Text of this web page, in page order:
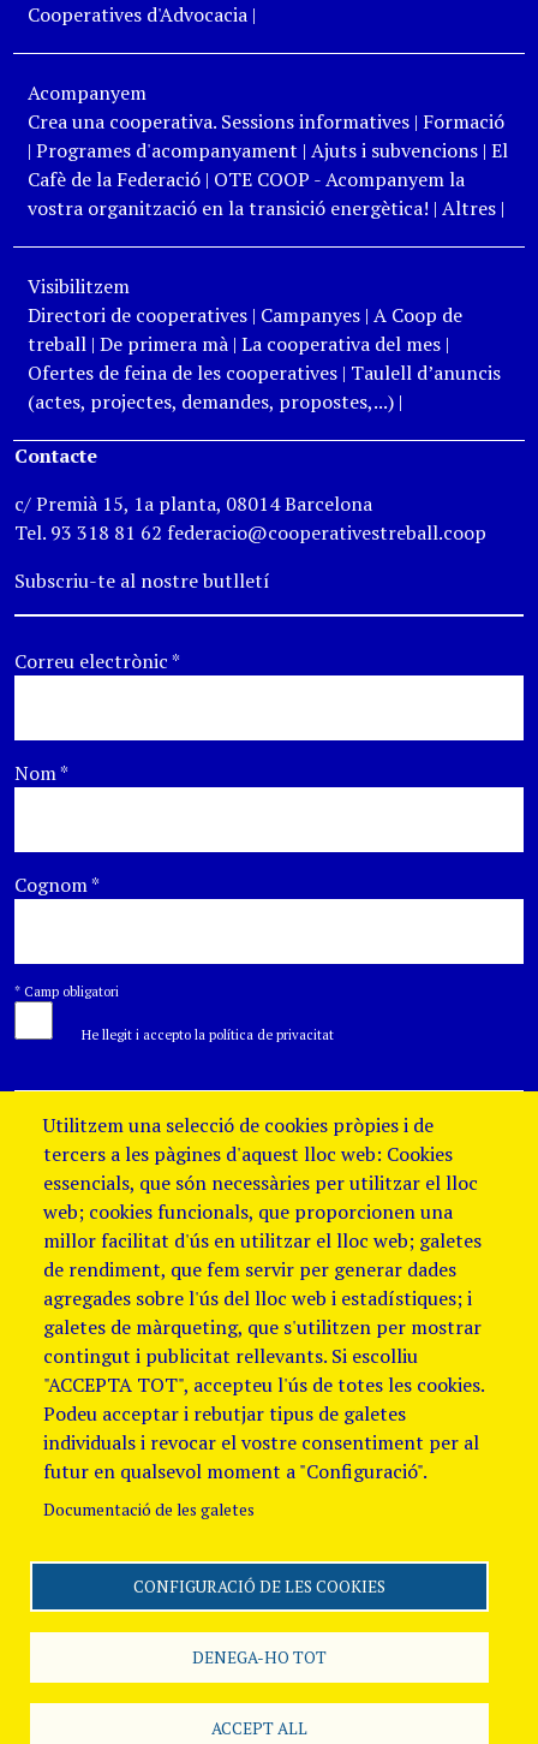
Cooperatives d'Advocacia|
Acompanyem
Crea una cooperativa. Sessions informatives| Formació
| Programes d'acompanyament | Ajuts i subvencions| El
Cafè de la Federació| OTE COOP - Acompanyem la
vostra organització en la transició energètica! | Altres|
Visibilitzem
Directori de cooperatives| Campanyes| A Coop de
treball| De primera mà| La cooperativa del mes|
Ofertes de feina de les cooperatives| Taulell d’anuncis
(actes, projectes, demandes, propostes,...)|
Contacte
c/ Premià 15, 1a planta, 08014 Barcelona
Tel. 93 318 81 62 federacio@cooperativestreball.coop
Subscriu-te al nostre butlletí
Correu electrònic*
Nom*
Cognom*
* Camp obligatori
He llegit i accepto la política de privacitat
Utilitzem una selecció de cookies pròpies i de
tercers a les pàgines d'aquest lloc web: Cookies
essencials, que són necessàries per utilitzar el lloc
web; cookies funcionals, que proporcionen una
millor facilitat d'ús en utilitzar el lloc web; galetes
de rendiment, que fem servir per generar dades
agregades sobre l'ús del lloc web i estadístiques; i
galetes de màrqueting, que s'utilitzen per mostrar
contingut i publicitat rellevants. Si escolliu
"ACCEPTA TOT", accepteu l'ús de totes les cookies.
Podeu acceptar i rebutjar tipus de galetes
individuals i revocar el vostre consentiment per al
futur en qualsevol moment a "Configuració".
Documentació de les galetes
CONFIGURACIÓ DE LES COOKIES
DENEGA-HO TOT
ACCEPT ALL
Política de
Privacitat
Canal
de denúncies